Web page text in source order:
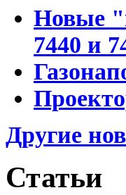
Новые
7440 и
Другие
Статьи